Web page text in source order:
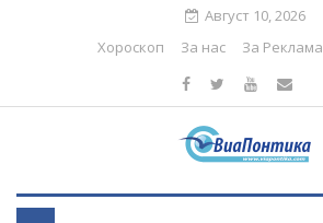
Август 10, 2026
Хороскоп
За нас За Реклама